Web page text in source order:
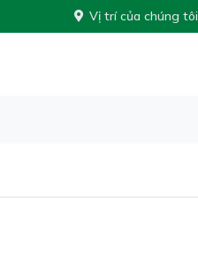
Vị trí của chúng tôi